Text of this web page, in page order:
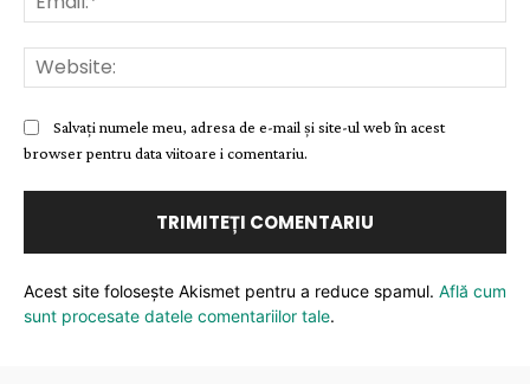
Salvați numele meu, adresa de e-mail și site-ul web în acest
browser pentru data viitoare i comentariu.
Acest site folosește Akismet pentru a reduce spamul. Află cum
sunt procesate datele comentariilor tale.